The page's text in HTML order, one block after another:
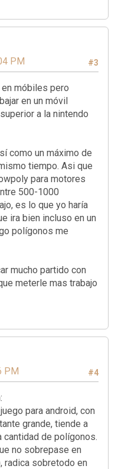
#3
PM
móbiles pero
en un móvil
a la nintendo
como un máximo de
tiempo. Asi que
para motores
500-1000
es lo que yo haría
ira bien incluso en un
polígonos me
mucho partido con
meterle mas trabajo
#4
PM
para android, con
grande, tiende a
cantidad de polígonos.
no sobrepase en
radica sobretodo en